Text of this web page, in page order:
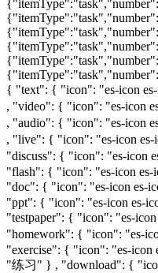
{ "text": { "icon": "es-icon
, "video": { "icon": "es-icon
, "audio": { "icon": "es-icon
, "live": { "icon": "es-icon
"discuss": { "icon": "es-icon
"flash": { "icon": "es-icon es-
"doc": { "icon": "es-icon es-
"ppt": { "icon": "es-icon es-
"testpaper": { "icon": "es-
"homework": { "icon": "es-
"exercise": { "icon": "es-icon
"练习" } , "download": {